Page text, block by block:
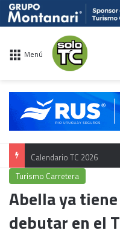
Menú
Calendario TC 2026
Turismo Carretera
Abella ya
debutar en el